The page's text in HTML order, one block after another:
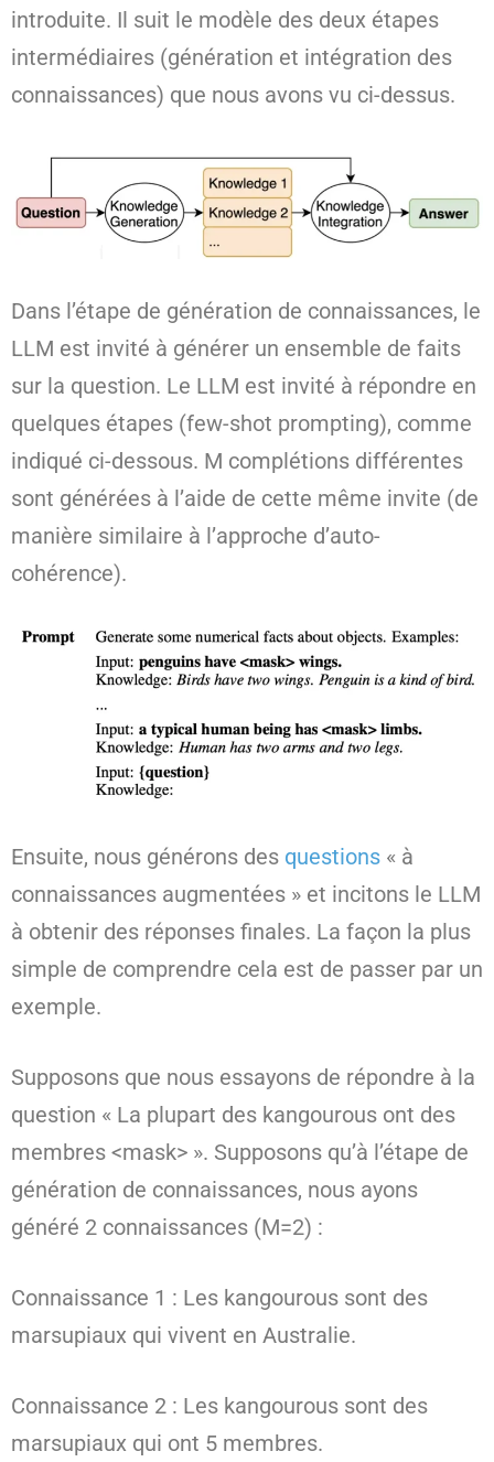
introduite. Il suit le modèle des deux étapes
intermédiaires (génération et intégration des
connaissances) que nous avons vu ci-dessus.
Dans l’étape de génération de connaissances, le
LLM est invité à générer un ensemble de faits
sur la question. Le LLM est invité à répondre en
quelques étapes (few-shot prompting), comme
indiqué ci-dessous. M complétions différentes
sont générées à l’aide de cette même invite (de
manière similaire à l’approche d’auto-
cohérence).
Ensuite, nous générons des questions « à
connaissances augmentées » et incitons le LLM
à obtenir des réponses finales. La façon la plus
simple de comprendre cela est de passer par un
exemple.
Supposons que nous essayons de répondre à la
question « La plupart des kangourous ont des
membres <mask> ». Supposons qu’à l’étape de
génération de connaissances, nous ayons
généré 2 connaissances (M=2) :
Connaissance 1 : Les kangourous sont des
marsupiaux qui vivent en Australie.
Connaissance 2 : Les kangourous sont des
marsupiaux qui ont 5 membres.